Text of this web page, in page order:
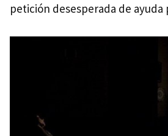
petición desesperada de ayuda